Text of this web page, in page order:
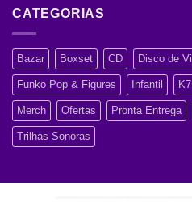
CATEGORIAS
Bazar Boxset CD Disco de
Funko Pop & Figures Infantil K7
Merch Ofertas Pronta Entrega
Trilhas Sonoras